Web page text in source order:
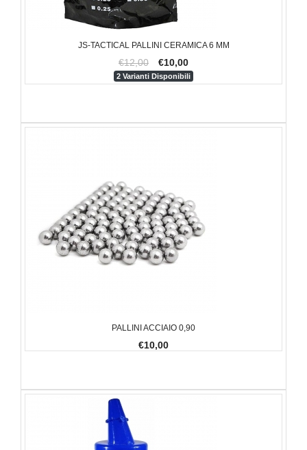
JS-TACTICAL PALLINI CERAMICA 6 MM
€12,00 €10,00
2 Varianti Disponibili
PALLINI ACCIAIO 0,90
€10,00